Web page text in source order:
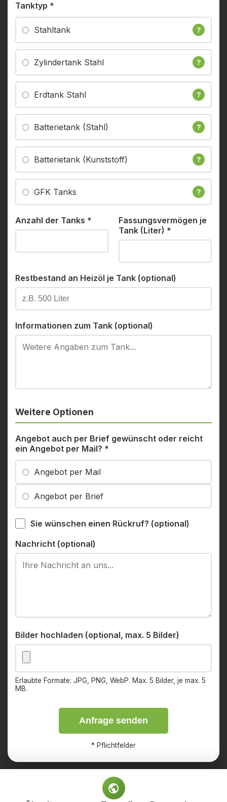
Tanktyp *
Stahltank ?
Zylindertank Stahl ?
Erdtank Stahl ?
Batterietank (Stahl) ?
Batterietank (Kunststoff) ?
GFK Tanks ?
Anzahl der Tanks *
Fassungsvermögen je
Tank (Liter) *
Restbestand an Heizöl je Tank (optional)
Informationen zum Tank (optional)
Weitere Optionen
Angebot auch per Brief gewünscht oder reicht
ein Angebot per Mail? *
Angebot per Mail
Angebot per Brief
Sie wünschen einen Rückruf? (optional)
Nachricht (optional)
Bilder hochladen (optional, max. 5 Bilder)
Erlaubte Formate: JPG, PNG, WebP. Max. 5 Bilder, je max. 5
MB.
Anfrage senden
* Pflichtfelder